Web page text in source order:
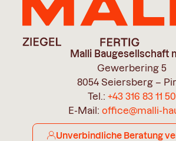
Malli Baugesellschaft
Gewerbering 5
8054 Seiersberg –
Tel.: +43 316 83 11 50
E-Mail: office@malli-
Unverbindliche Beratung